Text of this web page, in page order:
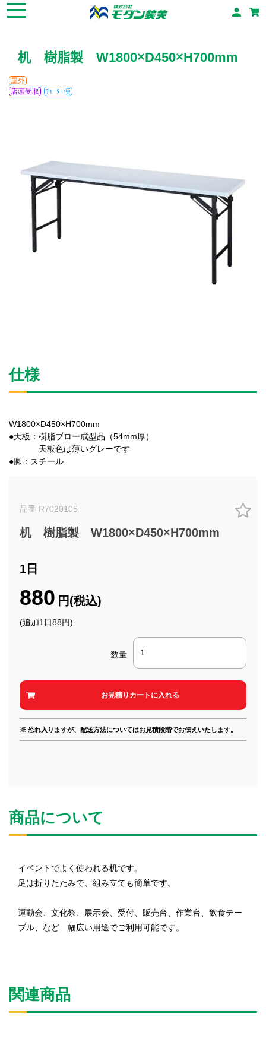
机 樹脂製 W1800×D450×H700mm
屋外
店頭受取
ﾁｬｰﾀｰ便
仕様
W1800×D450×H700mm
●天板：樹脂ブロー成型品（54mm厚）
天板色は薄いグレーです
●脚：スチール
品番 R7020105
机 樹脂製 W1800×D450×H700mm
1日
880 円(税込)
(追加1日88円)
数量
※ 恐れ入りますが、配送方法についてはお見積段階でお伝えいたします。
商品について
イベントでよく使われる机です。
足は折りたたみで、組み立ても簡単です。
運動会、文化祭、展示会、受付、販売台、作業台、飲食テー
ブル、など 幅広い用途でご利用可能です。
関連商品